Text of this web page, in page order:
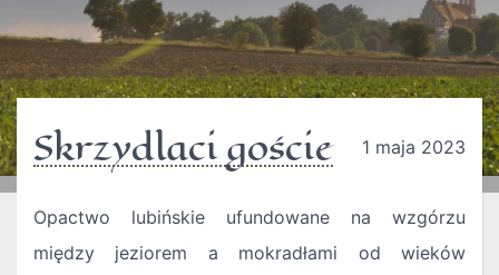
Skrzydlaci goście 1 maja 2023
Opactwo lubińskie ufundowane na wzgórzu
między jeziorem a mokradłami od wieków